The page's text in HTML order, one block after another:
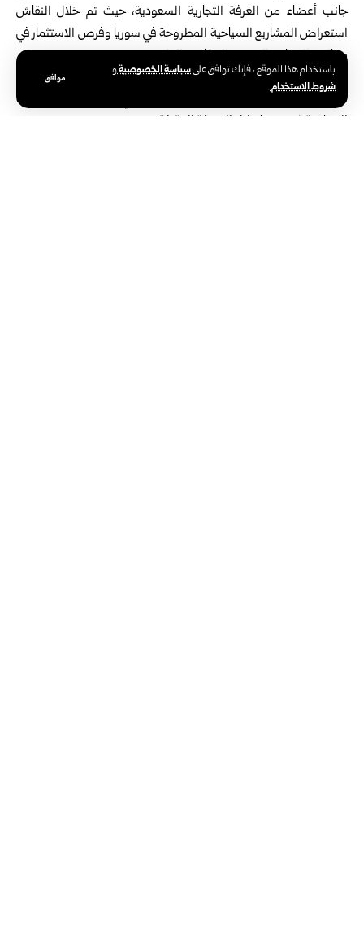
باستخدام هذا الموقع ، فإنك توافق علىسياسة الخصوصيةو
شروط الاستخدام.
موافق
جانب أعضاء من الغرفة التجارية السعودية، حيث تم خلال النقاش
استعراض المشاريع السياحية المطروحة في سوريا وفرص الاستثمار في
مجالات السياحة الدينية والثقافية والعلاجية.
وشدد المشاركون على أهمية دور القطاع الخاص في دعم تطوير البنية
السياحية، وفتح آفاق تعاون جديدة تسهم في إعادة تنشيط الحركة
السياحية في سوريا خلال المرحلة المقبلة.